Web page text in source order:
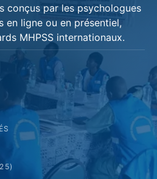
conçus par les psychologues
en ligne ou en présentiel,
MHPSS internationaux.